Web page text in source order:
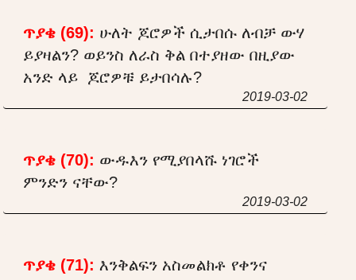
ጥያቄ (69): ሁለት ጆሮዎች ሲታበሱ ለብቻ ውሃ
ይያዛልን? ወይንስ ለራስ ቅል በተያዘው በዚያው
አንድ ላይ ጆሮዎቹ ይታበሳሉ?
2019-03-02
ጥያቄ (70): ውዱእን የሚያበላሹ ነገሮች
ምንድን ናቸው?
2019-03-02
ጥያቄ (71): እንቅልፍን አስመልክቶ የቀንና